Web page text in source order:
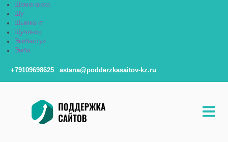
Шемонаиха
Шу
Шымкент
Щучинск
Экибастуз
Эмба
+79109698625 astana@podderzkasaitov-kz.ru